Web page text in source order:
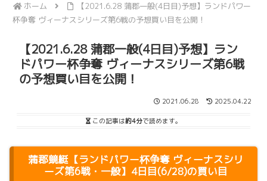
ホーム
【2021.6.28 蒲郡一般(4日目)予想】ランドパワー
杯争奪 ヴィーナスシリーズ第6戦の予想買い目を公開！
【2021.6.28 蒲郡一般(4日目)予想】ラン
ドパワー杯争奪 ヴィーナスシリーズ第6戦
の予想買い目を公開！
2021.06.28 2025.04.22
この記事は約4分で読めます。
蒲郡競艇【ランドパワー杯争奪 ヴィーナスシリ
ーズ第6戦・一般】4日目(6/28)の買い目